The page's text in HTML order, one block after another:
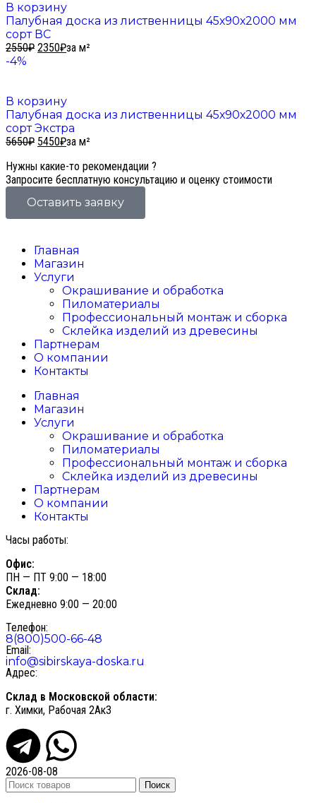
В корзину
Палубная доска из лиственницы 45х90х2000 мм
сорт ВС
2550₽ 2350₽за м²
-4%
В корзину
Палубная доска из лиственницы 45х90х2000 мм
сорт Экстра
5650₽ 5450₽за м²
Нужны какие-то рекомендации ?
Запросите бесплатную консультацию и оценку стоимости
Оставить заявку
Главная
Магазин
Услуги
Окрашивание и обработка
Пиломатериалы
Профессиональный монтаж и сборка
Склейка изделий из древесины
Партнерам
О компании
Контакты
Главная
Магазин
Услуги
Окрашивание и обработка
Пиломатериалы
Профессиональный монтаж и сборка
Склейка изделий из древесины
Партнерам
О компании
Контакты
Часы работы:
Офис:
ПН — ПТ 9:00 — 18:00
Склад:
Ежедневно 9:00 — 20:00
Телефон:
8(800)500-66-48
Email:
info@sibirskaya-doska.ru
Адрес:
Склад в Московской области:
г. Химки, Рабочая 2Ак3
2026-08-08
Поиск